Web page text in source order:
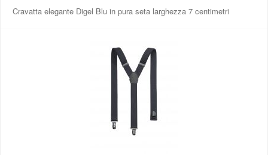
Cravatta elegante Digel Blu in pura seta larghezza 7 centimetri